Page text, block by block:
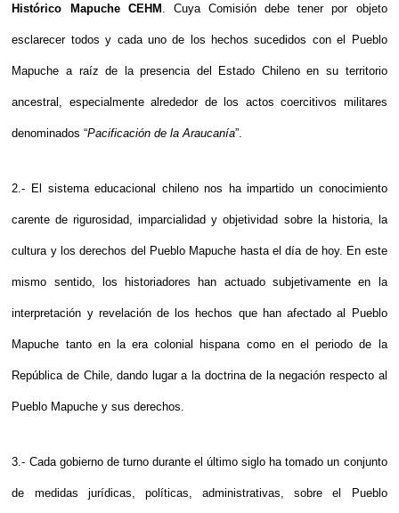
Histórico Mapuche CEHM . Cuya Comisión debe tener por objeto
esclarecer todos y cada uno de los hechos sucedidos con el Pueblo
Mapuche a raíz de la presencia del Estado Chileno en su territorio
ancestral, especialmente alrededor de los actos coercitivos militares
denominados “Pacificación de la Araucanía”.
2.- El sistema educacional chileno nos ha impartido un conocimiento
carente de rigurosidad, imparcialidad y objetividad sobre la historia, la
cultura y los derechos del Pueblo Mapuche hasta el día de hoy. En este
mismo sentido, los historiadores han actuado subjetivamente en la
interpretación y revelación de los hechos que han afectado al Pueblo
Mapuche tanto en la era colonial hispana como en el periodo de la
República de Chile, dando lugar a la doctrina de la negación respecto al
Pueblo Mapuche y sus derechos.
3.- Cada gobierno de turno durante el último siglo ha tomado un conjunto
de medidas jurídicas, políticas, administrativas, sobre el Pueblo